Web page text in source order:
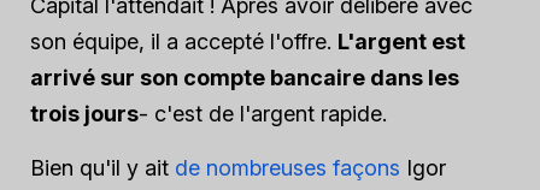
Capital l'attendait ! Après avoir délibéré avec
son équipe, il a accepté l'offre. L'argent est
arrivé sur son compte bancaire dans les
trois jours- c'est de l'argent rapide.
Bien qu'il y ait de nombreuses façons Igor